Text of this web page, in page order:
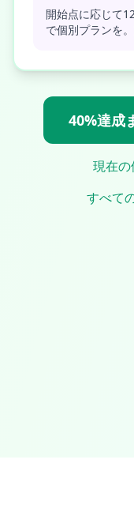
開始点に応じて
で個別プランを
40%達成
現在
すべて